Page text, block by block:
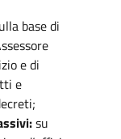
base di
e di
e
su